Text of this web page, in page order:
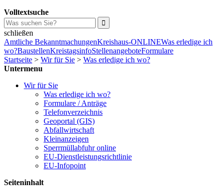
Volltextsuche
schließen
Amtliche BekanntmachungenKreishaus-ONLINEWas erledige ich
wo?BaustellenKreistagsinfoStellenangeboteFormulare
Startseite > Wir für Sie > Was erledige ich wo?
Untermenu
Wir für Sie
Was erledige ich wo?
Formulare / Anträge
Telefonverzeichnis
Geoportal (GIS)
Abfallwirtschaft
Kleinanzeigen
Sperrmüllabfuhr online
EU-Dienstleistungsrichtlinie
EU-Infopoint
Seiteninhalt